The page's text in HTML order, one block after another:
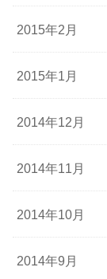
2015年2月
2015年1月
2014年12月
2014年11月
2014年10月
2014年9月